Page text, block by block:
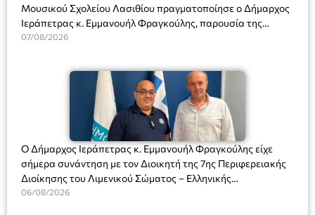
Μουσικού Σχολείου Λασιθίου πραγματοποίησε ο Δήμαρχος
Ιεράπετρας κ. Εμμανουήλ Φραγκούλης, παρουσία της
Διευθύντριας του σχολείου κας Μαριάννας Χαΐτα.
07/08/2026
Ο Δήμαρχος Ιεράπετρας κ. Εμμανουήλ Φραγκούλης είχε
σήμερα συνάντηση με τον Διοικητή της 7ης Περιφερειακής
Διοίκησης του Λιμενικού Σώματος – Ελληνικής
Ακτοφυλακής (Λ.Σ.-ΕΛ.ΑΚΤ.), Αρχιπλοίαρχο Λ.Σ. κ. Ιωάννη
06/08/2026